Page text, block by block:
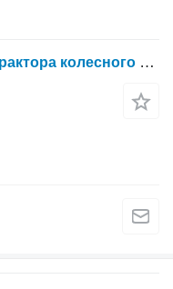
Фильтр гидравлический для трактора колесного Massey Ferguson 6260